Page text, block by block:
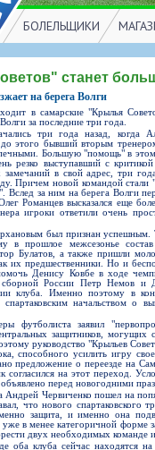
БОЛЕЛЬЩИКИ
Твои "Крылья"
Общение
Болельщикам с
Добрые "Крылья"
Кодекс
Правила поведения
Подготовка
Порядок аккредитации
On-line
Точки
станет
на берега Волги
в самарские "Крылья
за последние три года.
три года назад, когда
до этого бывший вторым
Большую "помощь" в
резко выступавший с
в свой адрес, три
Причем новой командой стали
Вслед за ним на берега Волги
Романцев высказался еще
игроки ответили очень
был признан
в прошлое межсезонье состав
Булатов, а также пришли
их предшественники. Но и
Денису Ковбе в ходе
сборной России Петр Немов и
клуба. Именно поэтому в
начальством о
футболиста заявил
защитников, могущих
руководство "Крыльев
способного усилить игру
предложение о переезде на
согласился на этот переход.
перед новогодними
Андрей Червиченко пошел на
что нового спартаковского
защита, и именно она
в менее категоричной форме
двух необходимых команде
клуба сейчас находятся на